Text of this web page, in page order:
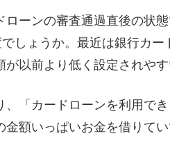
ローンの審査通過直後の状
しょうか。最近は銀行カ
が以前より低く設定されや
、「カードローンを利用で
金額いっぱいお金を借りて